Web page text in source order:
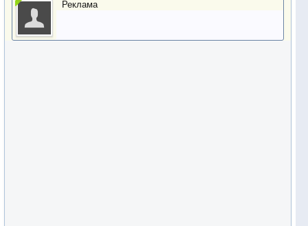
Реклама